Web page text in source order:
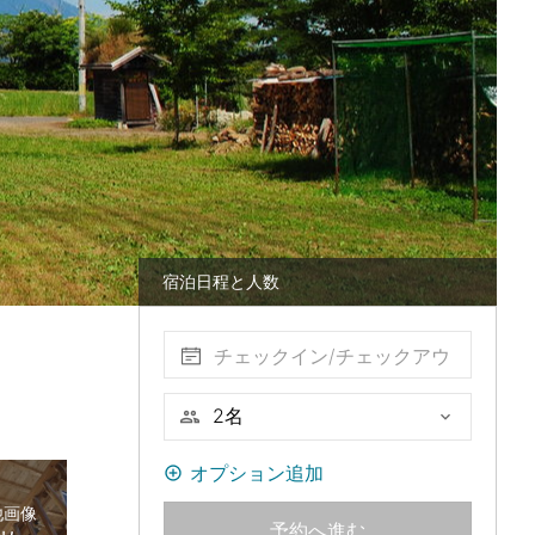
宿泊日程と人数
チェックイン/チェックアウ
ト
オプション追加
予約へ進む
像